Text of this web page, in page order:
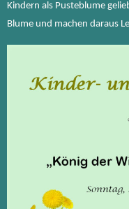
Kindern als Pusteblume
Blume und machen daraus